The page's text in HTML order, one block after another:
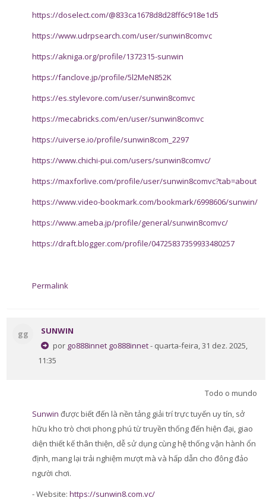
https://doselect.com/@833ca1678d8d28ff6c918e1d5
https://www.udrpsearch.com/user/sunwin8comvc
https://akniga.org/profile/1372315-sunwin
https://fanclove.jp/profile/5l2MeN852K
https://es.stylevore.com/user/sunwin8comvc
https://mecabricks.com/en/user/sunwin8comvc
https://uiverse.io/profile/sunwin8com_2297
https://www.chichi-pui.com/users/sunwin8comvc/
https://maxforlive.com/profile/user/sunwin8comvc?tab=about
https://www.video-bookmark.com/bookmark/6998606/sunwin/
https://www.ameba.jp/profile/general/sunwin8comvc/
https://draft.blogger.com/profile/04725837359933480257
Permalink
gg
SUNWIN
por go888innet go888innet- quarta-feira, 31 dez. 2025,
11:35
Todo o mundo
Sunwin được biết đến là nền tảng giải trí trực tuyến uy tín, sở
hữu kho trò chơi phong phú từ truyền thống đến hiện đại, giao
diện thiết kế thân thiện, dễ sử dụng cùng hệ thống vận hành ổn
định, mang lại trải nghiệm mượt mà và hấp dẫn cho đông đảo
người chơi.
- Website: https://sunwin8.com.vc/